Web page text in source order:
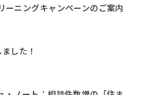
ーニングキャンペーンのご案内
した！